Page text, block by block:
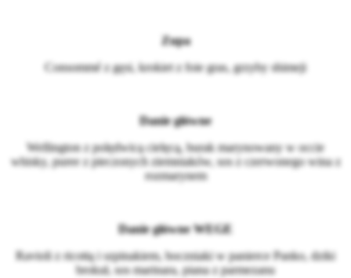
Zupa
Consommé z gęsi, krokiet z foie gras, grzyby shimeji
Danie główne
Wellington z polędwicą cielęcą, burak marynowany w occie
whisky, puree z pieczonych ziemniaków, sos z czerwonego wina z
rozmarynem
Danie główne WEGE
Ravioli z ricottą i szpinakiem, boczniaki w panierce Panko, dziki
brokuł, sos marinara, piana z parmezanu